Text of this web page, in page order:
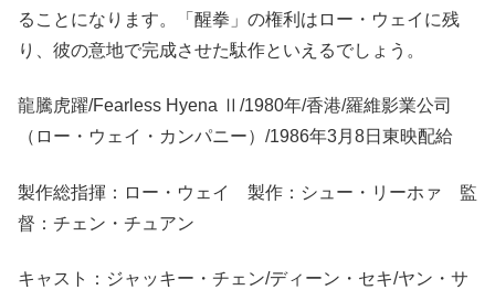
ることになります。「醒拳」の権利はロー・ウェイに残
り、彼の意地で完成させた駄作といえるでしょう。
龍騰虎躍/Fearless Hyena Ⅱ/1980年/香港/羅維影業公司
（ロー・ウェイ・カンパニー）/1986年3月8日東映配給
製作総指揮：ロー・ウェイ 製作：シュー・リーホァ 監
督：チェン・チュアン
キャスト：ジャッキー・チェン/ディーン・セキ/ヤン・サ